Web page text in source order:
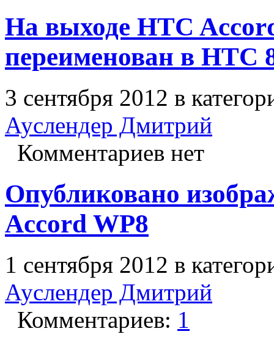
На выходе HTC
переименован в HTC
3 сентября 2012 в
Ауслендер Дмитрий
Комментариев нет
Опубликовано
Accord WP8
1 сентября 2012 в
Ауслендер Дмитрий
Комментариев: 1